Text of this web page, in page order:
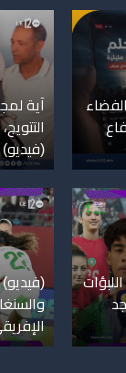
آية
(فيديو)
(فيديو)